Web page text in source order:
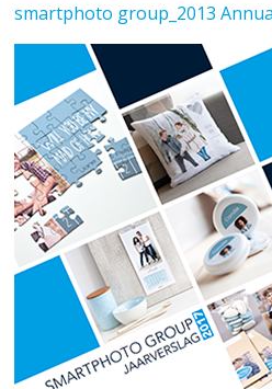
smartphoto group_2013